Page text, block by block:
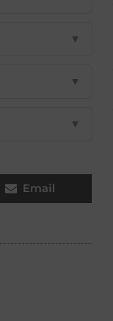
▼
▼
▼
Email